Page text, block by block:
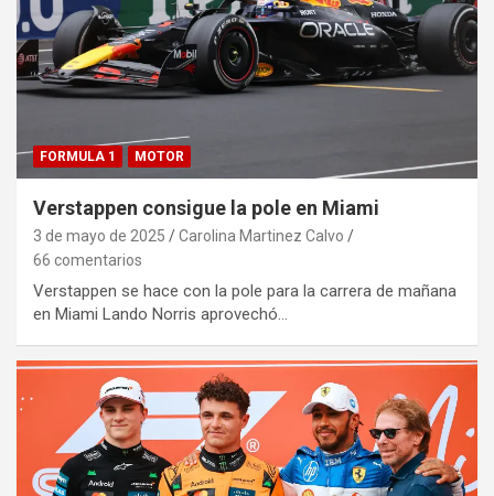
FORMULA 1 MOTOR
Verstappen consigue la pole en Miami
3 de mayo de 2025
Carolina Martinez Calvo
66 comentarios
Verstappen se hace con la pole para la carrera de mañana
en Miami Lando Norris aprovechó…